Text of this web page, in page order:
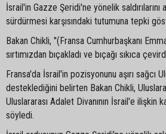
İsrail'in Gazze Şeridi'ne yönelik
sürdürmesi karşısındaki tutumuna tepki
Bakan Chikli, "(Fransa Cumhurbaşkanı
sırtımızdan bıçakladı ve bıçağı sıkıca
Fransa'da İsrail'in pozisyonunu aşırı sağcı
desteklediğini belirten Bakan Chikli,
Uluslararası Adalet Divanının İsrail'e ilişkin
söyledi.